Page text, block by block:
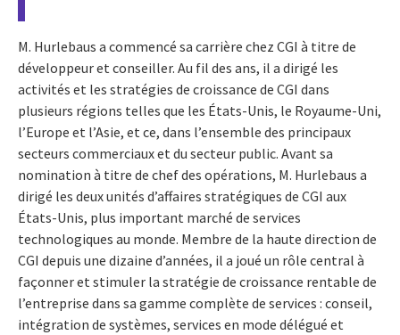
M. Hurlebaus a commencé sa carrière chez CGI à titre de
développeur et conseiller. Au fil des ans, il a dirigé les
activités et les stratégies de croissance de CGI dans
plusieurs régions telles que les États-Unis, le Royaume-Uni,
l’Europe et l’Asie, et ce, dans l’ensemble des principaux
secteurs commerciaux et du secteur public. Avant sa
nomination à titre de chef des opérations, M. Hurlebaus a
dirigé les deux unités d’affaires stratégiques de CGI aux
États-Unis, plus important marché de services
technologiques au monde. Membre de la haute direction de
CGI depuis une dizaine d’années, il a joué un rôle central à
façonner et stimuler la stratégie de croissance rentable de
l’entreprise dans sa gamme complète de services : conseil,
intégration de systèmes, services en mode délégué et